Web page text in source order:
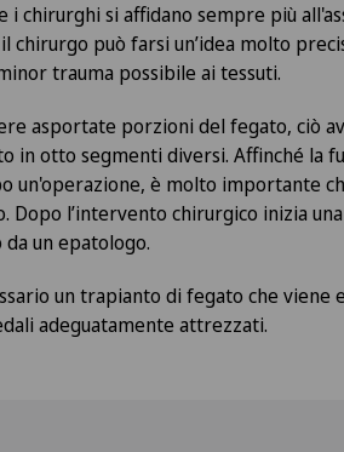
i chirurghi si affidano sempre più
chirurgo può farsi un’idea molto
trauma possibile ai tessuti.
asportate porzioni del fegato, ciò
in otto segmenti diversi. Affinché la
un'operazione, è molto importante
Dopo l’intervento chirurgico inizia
un epatologo.
un trapianto di fegato che
adeguatamente attrezzati.